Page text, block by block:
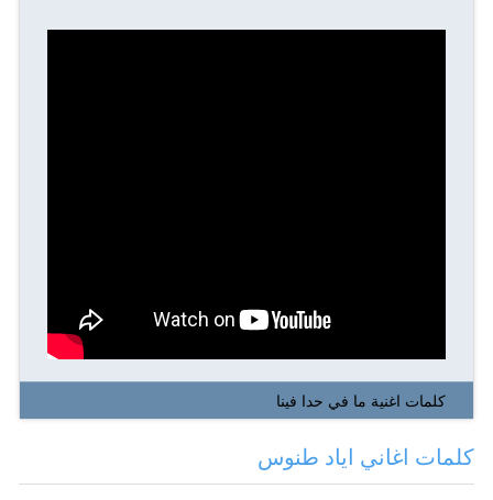
كلمات اغنية ما في حدا فينا
كلمات اغاني اياد طنوس